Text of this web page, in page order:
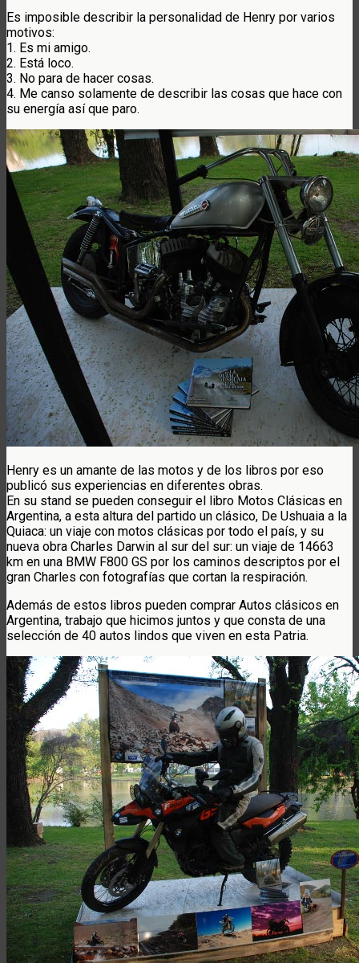
Es imposible describir la personalidad de Henry por varios
motivos:
1. Es mi amigo.
2. Está loco.
3. No para de hacer cosas.
4. Me canso solamente de describir las cosas que hace con
su energía así que paro.
Henry es un amante de las motos y de los libros por eso
publicó sus experiencias en diferentes obras.
En su stand se pueden conseguir el libro Motos Clásicas en
Argentina, a esta altura del partido un clásico, De Ushuaia a la
Quiaca: un viaje con motos clásicas por todo el país, y su
nueva obra Charles Darwin al sur del sur: un viaje de 14663
km en una BMW F800 GS por los caminos descriptos por el
gran Charles con fotografías que cortan la respiración.
Además de estos libros pueden comprar Autos clásicos en
Argentina, trabajo que hicimos juntos y que consta de una
selección de 40 autos lindos que viven en esta Patria.